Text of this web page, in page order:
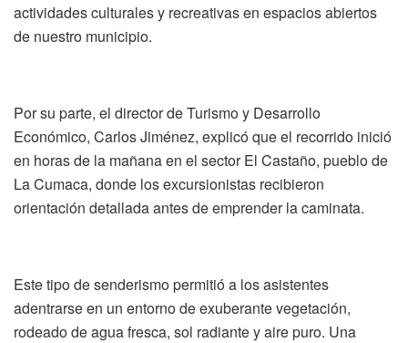
actividades culturales y recreativas en espacios abiertos
de nuestro municipio.
Por su parte, el director de Turismo y Desarrollo
Económico, Carlos Jiménez, explicó que el recorrido inició
en horas de la mañana en el sector El Castaño, pueblo de
La Cumaca, donde los excursionistas recibieron
orientación detallada antes de emprender la caminata.
Este tipo de senderismo permitió a los asistentes
adentrarse en un entorno de exuberante vegetación,
rodeado de agua fresca, sol radiante y aire puro. Una